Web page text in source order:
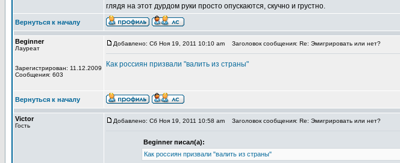
глядя на этот дурдом руки просто опускаются, скучно и грустно.
Вернуться к началу
Beginner
Лауреат
Зарегистрирован: 11.12.2009
Сообщения: 603
Добавлено: Сб Ноя 19, 2011 10:10 am Заголовок сообщения: Re: Эмигрировать или нет?
Как россиян призвали "валить из страны"
Вернуться к началу
Victor
Гость
Добавлено: Сб Ноя 19, 2011 10:58 am Заголовок сообщения: Re: Эмигрировать или нет?
Beginner писал(а):
Как россиян призвали "валить из страны"